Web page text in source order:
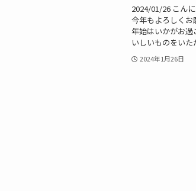
2024/01/26 こん
今年もよろしく
年始はいかがお
いしいものをいた
2024年1月26日